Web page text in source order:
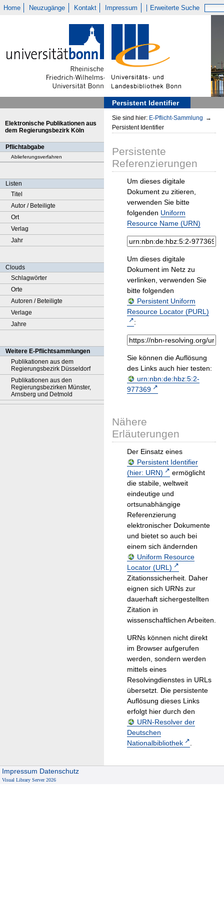
Home Neuzugänge Kontakt Impressum Erweiterte Suche
Persistent Identifier
Elektronische Publikationen aus
dem Regierungsbezirk Köln
Pflichtabgabe
Ablieferungsverfahren
Listen
Titel
Autor / Beteiligte
Ort
Verlag
Jahr
Clouds
Schlagwörter
Orte
Autoren / Beteiligte
Verlage
Jahre
Weitere E-Pflichtsammlungen
Publikationen aus dem
Regierungsbezirk Düsseldorf
Publikationen aus den
Regierungsbezirken Münster,
Arnsberg und Detmold
Sie sind hier: E-Pflicht-Sammlung →
Persistent Identifier
Persistente
Referenzierungen
Um dieses digitale
Dokument zu zitieren,
verwenden Sie bitte
folgenden Uniform
Resource Name (URN)
Um dieses digitale
Dokument im Netz zu
verlinken, verwenden Sie
bitte folgenden
Persistent Uniform
Resource Locator (PURL)
:
Sie können die Auflösung
des Links auch hier testen:
urn:nbn:de:hbz:5:2-
977369
Nähere
Erläuterungen
Der Einsatz eines
Persistent Identifier
(hier: URN)
ermöglicht
die stabile, weltweit
eindeutige und
ortsunabhängige
Referenzierung
elektronischer Dokumente
und bietet so auch bei
einem sich ändernden
Uniform Resource
Locator (URL)
Zitationssicherheit. Daher
eignen sich URNs zur
dauerhaft sichergestellten
Zitation in
wissenschaftlichen Arbeiten.
URNs können nicht direkt
im Browser aufgerufen
werden, sondern werden
mittels eines
Resolvingdienstes in URLs
übersetzt. Die persistente
Auflösung dieses Links
erfolgt hier durch den
URN-Resolver der
Deutschen
Nationalbibliothek
.
Impressum Datenschutz
Visual Library Server 2026